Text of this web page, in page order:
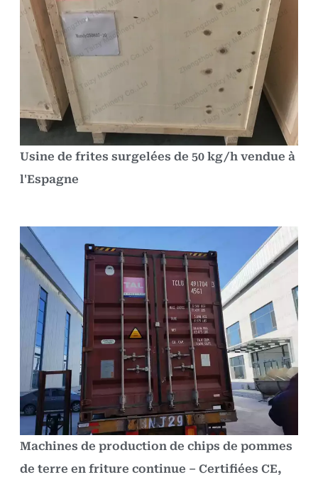
Usine de frites surgelées de 50 kg/h vendue à
l'Espagne
Machines de production de chips de pommes
de terre en friture continue – Certifiées CE,